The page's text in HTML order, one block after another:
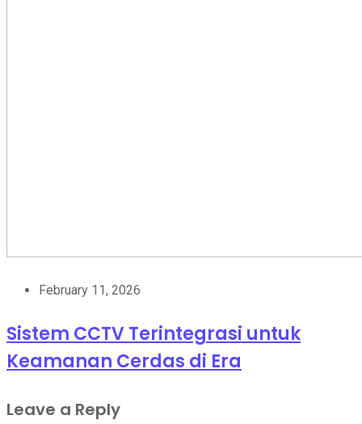
February 11, 2026
Sistem CCTV Terintegrasi untuk
Keamanan Cerdas di Era
Leave a Reply